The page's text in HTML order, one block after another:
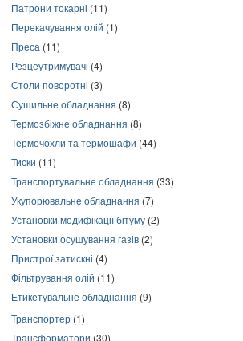
Патрони токарні (11)
Перекачування олій (1)
Преса (11)
Резцеутримувачі (4)
Столи поворотні (3)
Сушильне обладнання (8)
Термозбіжне обладнання (8)
Термочохли та термошафи (44)
Тиски (11)
Транспортувальне обладнання (33)
Укупорювальне обладнання (7)
Установки модифікації бітуму (2)
Установки осушування газів (2)
Пристрої затискні (4)
Фільтрування олій (11)
Етикетувальне обладнання (9)
Транспортер (1)
Трансформатори (30)